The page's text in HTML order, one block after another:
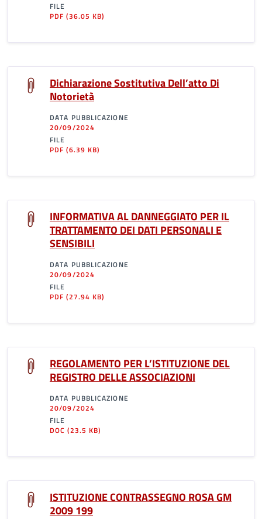
FILE
PDF(36.05 KB)
Dichiarazione Sostitutiva Dell’atto Di
Notorietà
DATA PUBBLICAZIONE
20/09/2024
FILE
PDF(6.39 KB)
INFORMATIVA AL DANNEGGIATO PER IL
TRATTAMENTO DEI DATI PERSONALI E
SENSIBILI
DATA PUBBLICAZIONE
20/09/2024
FILE
PDF(27.94 KB)
REGOLAMENTO PER L’ISTITUZIONE DEL
REGISTRO DELLE ASSOCIAZIONI
DATA PUBBLICAZIONE
20/09/2024
FILE
DOC(23.5 KB)
ISTITUZIONE CONTRASSEGNO ROSA GM
2009 199